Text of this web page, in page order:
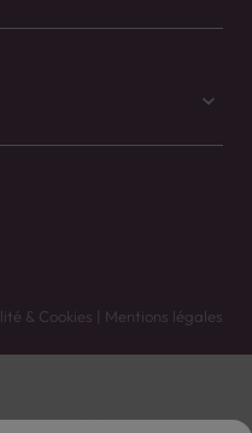
& Cookies | Mentions légales
pour plus de renseignements.